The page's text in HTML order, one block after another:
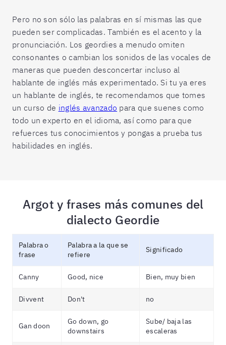
Pero no son sólo las palabras en sí mismas las que
pueden ser complicadas. También es el acento y la
pronunciación. Los geordies a menudo omiten
consonantes o cambian los sonidos de las vocales de
maneras que pueden desconcertar incluso al
hablante de inglés más experimentado. Si tu ya eres
un hablante de inglés, te recomendamos que tomes
un curso de inglés avanzado para que suenes como
todo un experto en el idioma, así como para que
refuerces tus conocimientos y pongas a prueba tus
habilidades en inglés.
Argot y frases más comunes del
dialecto Geordie
Palabra o
frase
Palabra a la que se
refiere
Significado
Canny Good, nice Bien, muy bien
Divvent Don't no
Gan doon
Go down, go
downstairs
Sube/ baja las
escaleras